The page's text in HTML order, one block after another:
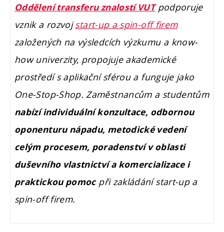
Oddělení transferu znalostí VUT podporuje
vznik a rozvoj start-up a spin-off firem
založených na výsledcích výzkumu a know-
how univerzity, propojuje akademické
prostředí s aplikační sférou a funguje jako
One-Stop-Shop. Zaměstnancům a studentům
nabízí individuální konzultace, odbornou
oponenturu nápadu, metodické vedení
celým procesem, poradenství v oblasti
duševního vlastnictví a komercializace i
praktickou pomoc při zakládání start-up a
spin-off firem.